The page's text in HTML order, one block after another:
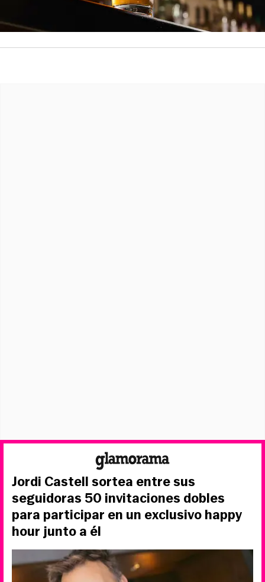
Jordi Castell sortea entre sus
seguidoras 50 invitaciones dobles
para participar en un exclusivo happy
hour junto a él